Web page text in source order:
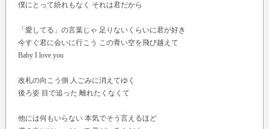
僕にとって紛れもなく それは君だから
「愛してる」の言葉じゃ 足りないくらいに君が好き
今すぐ君に会いに行こう この青い空を飛び越えて
Baby I love you
改札の向こう側 人ごみに消えてゆく
後ろ姿 目で追った 離れたくなくて
他には何もいらない 本気でそう言えるほど